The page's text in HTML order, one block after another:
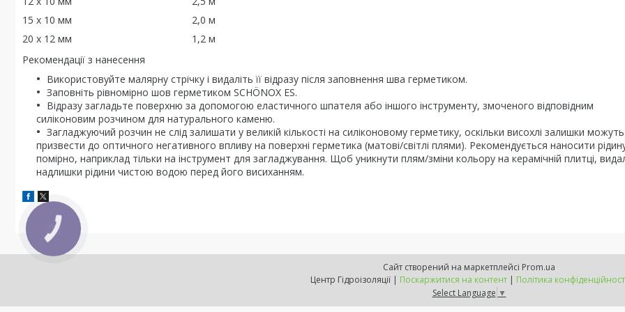
15 x 10 мм 2,0 м
20 x 12 мм 1,2 м
Рекомендації з нанесення
Використовуйте малярну стрічку і видаліть її відразу після заповнення шва герметиком.
Заповніть рівномірно шов герметиком SCHÖNOX ES.
Відразу загладьте поверхню за допомогою еластичного шпателя або іншого інструменту, змоченого відповідним
силіконовим розчином для натурального каменю.
Загладжуючий розчин не слід залишати у великій кількості на силіконовому герметику, оскільки висохлі залишки можуть
призвести до оптичного негативного впливу на поверхні герметика (матові/світлі плями). Рекомендується наносити
помірно, наприклад тільки на інструмент для загладжування. Щоб уникнути плям/зміни кольору на керамічній плитці,
надлишки рідини чистою водою перед його висиханням.
Сайт створений на маркетплейсі Prom.ua
Центр Гідроізоляції | Поскаржитися на контент | Політика
Select Language ▼
КНОПКА
ЗВ'ЯЗКУ